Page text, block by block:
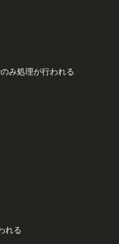
み処理が行われる
れる